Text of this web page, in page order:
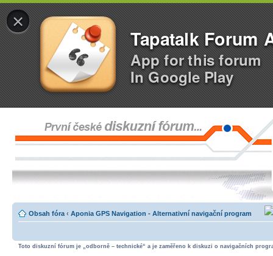
×
Tapatalk Forum
App for this forum
In Google Play
Obsah fóra ‹ Aponia GPS Navigation - Alternativní navigační program
Toto diskuzní fórum je „odborně – technické“ a je zaměřeno k diskuzi o navigačních